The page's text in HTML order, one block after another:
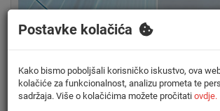
Postavke kolačića
Kako bismo poboljšali korisničko iskustvo, ova
kolačiće za funkcionalnost, analizu prometa te
sadržaja. Više o kolačićima možete pročitati ovdje.